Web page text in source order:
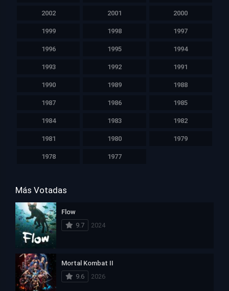
2002 2001 2000
1999 1998 1997
1996 1995 1994
1993 1992 1991
1990 1989 1988
1987 1986 1985
1984 1983 1982
1981 1980 1979
1978 1977
Más Votadas
Flow
9.7
2024
Mortal Kombat II
9.6
2026